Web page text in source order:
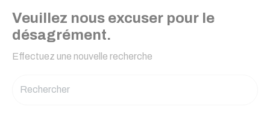
Veuillez nous excuser pour le
désagrément.
Effectuez une nouvelle recherche